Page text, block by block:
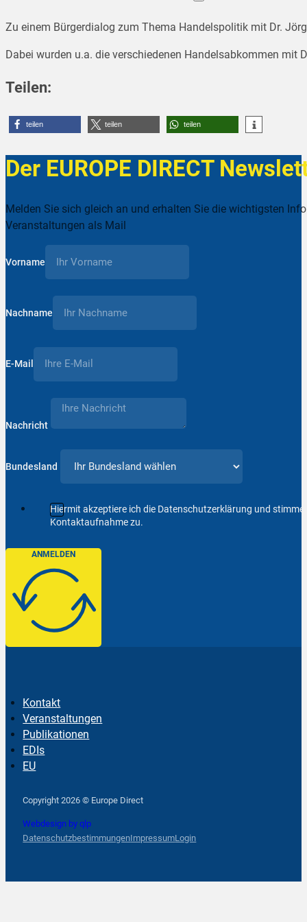
Zu einem Bürgerdialog zum Thema Handelspolitik mit Dr.
Dabei wurden u.a. die verschiedenen Handelsabkommen mit
Teilen:
teilen teilen teilen
Der EUROPE DIRECT
Melden Sie sich gleich an und erhalten Sie die wichtigsten
Veranstaltungen als Mail
Vorname
Nachname
E-Mail
Nachricht
Bundesland
Hiermit akzeptiere ich die Datenschutzerklärung und
Kontaktaufnahme zu.
ANMELDEN
Kontakt
Veranstaltungen
Publikationen
EDIs
EU
Copyright 2026 © Europe Direct
Webdesign by qlp
DatenschutzbestimmungenImpressumLogin